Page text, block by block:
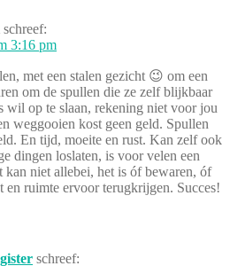
schreef:
3:16 pm
met een stalen gezicht 😉 om een
om de spullen die ze zelf blijkbaar
wil op te slaan, rekening niet voor jou
weggooien kost geen geld. Spullen
En tijd, moeite en rust. Kan zelf ook
dingen loslaten, is voor velen een
kan niet allebei, het is óf bewaren, óf
en ruimte ervoor terugkrijgen. Succes!
schreef: